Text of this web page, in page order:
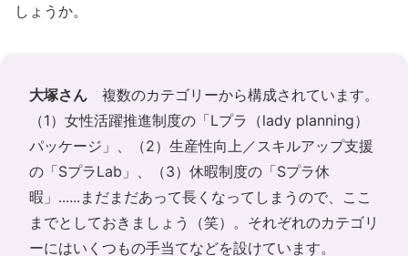
しょうか。
大塚さん 複数のカテゴリーから構成されています。
（1）女性活躍推進制度の「Lプラ（lady planning）
パッケージ」、（2）生産性向上／スキルアップ支援
の「SプラLab」、（3）休暇制度の「Sプラ休
暇」......まだまだあって長くなってしまうので、ここ
までとしておきましょう（笑）。それぞれのカテゴリ
ーにはいくつもの手当てなどを設けています。